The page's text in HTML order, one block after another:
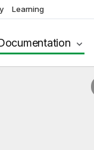
Learning